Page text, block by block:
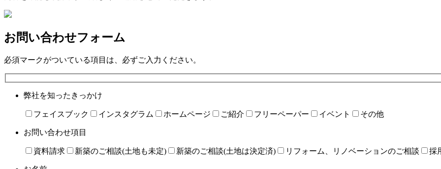
お問い合わせフォーム
必須マークがついている項目は、必ずご入力ください。
弊社を知ったきっかけ
フェイスブック インスタグラム ホームページ ご紹介 フリーペーパー イベント その他
お問い合わせ項目
資料請求 新築のご相談(土地も未定) 新築のご相談(土地は決定済) リフォーム、リノベーションのご相談 採